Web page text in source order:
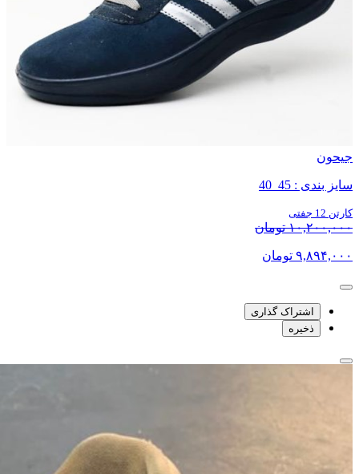
جیحون
سایز بندی : 45_40
کارتن 12 جفتی
۱۰,۲۰۰,۰۰۰ تومان
۹,۸۹۴,۰۰۰ تومان
اشتراک گذاری
ذخیره